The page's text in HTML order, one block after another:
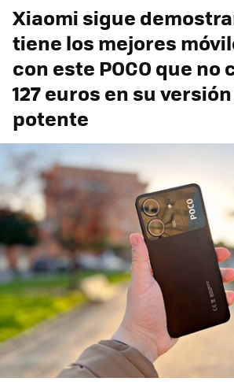
Xiaomi sigue
tiene los mejores
con este POCO que no
127 euros en su
potente